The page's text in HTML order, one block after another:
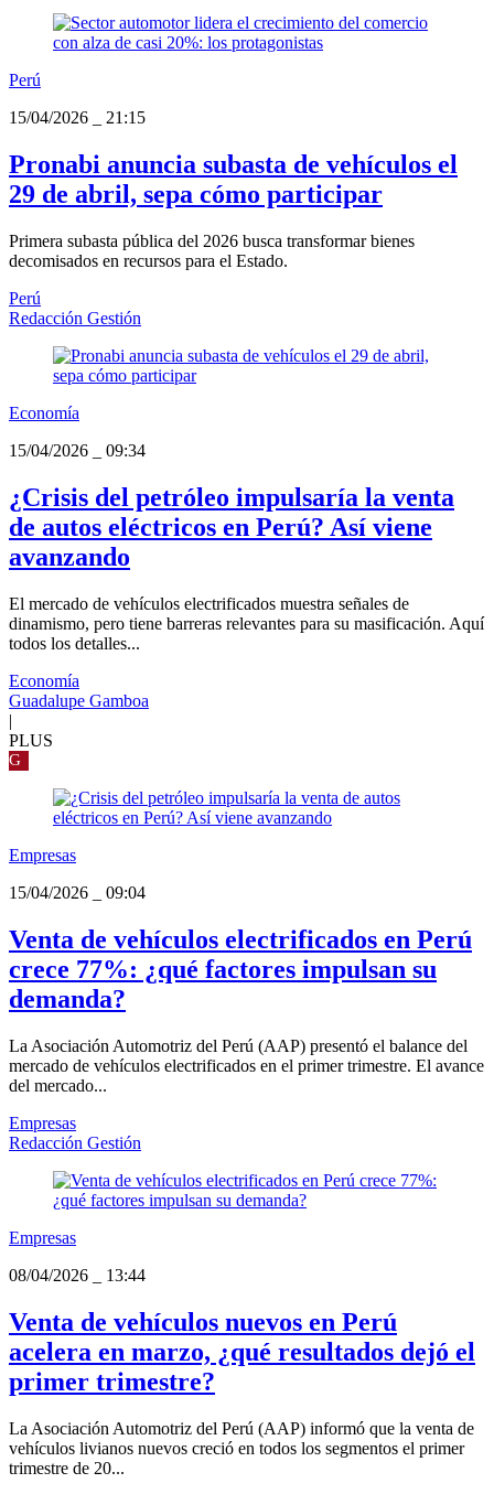
Perú
15/04/2026
21:15
Pronabi anuncia subasta de vehículos el
29 de abril, sepa cómo participar
Primera subasta pública del 2026 busca transformar bienes
decomisados en recursos para el Estado.
Perú
Redacción Gestión
Economía
15/04/2026
09:34
¿Crisis del petróleo impulsaría la venta
de autos eléctricos en Perú? Así viene
avanzando
El mercado de vehículos electrificados muestra señales de
dinamismo, pero tiene barreras relevantes para su masificación. Aquí
todos los detalles...
Economía
Guadalupe Gamboa
|
PLUS
G
Empresas
15/04/2026
09:04
Venta de vehículos electrificados en Perú
crece 77%: ¿qué factores impulsan su
demanda?
La Asociación Automotriz del Perú (AAP) presentó el balance del
mercado de vehículos electrificados en el primer trimestre. El avance
del mercado...
Empresas
Redacción Gestión
Empresas
08/04/2026
13:44
Venta de vehículos nuevos en Perú
acelera en marzo, ¿qué resultados dejó el
primer trimestre?
La Asociación Automotriz del Perú (AAP) informó que la venta de
vehículos livianos nuevos creció en todos los segmentos el primer
trimestre de 20...